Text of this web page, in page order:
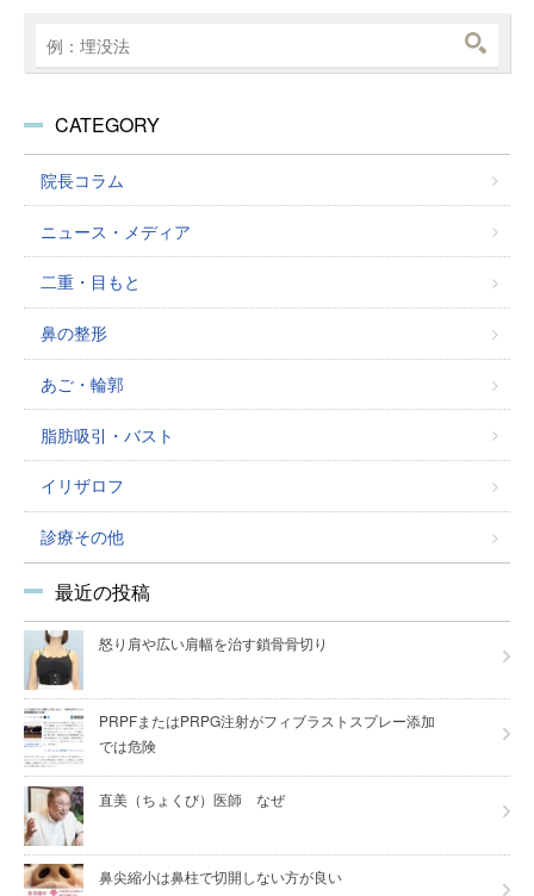
CATEGORY
院長コラム
ニュース・メディア
二重・目もと
鼻の整形
あご・輪郭
脂肪吸引・バスト
イリザロフ
診療その他
最近の投稿
怒り肩や広い肩幅を治す鎖骨骨切り
PRPFまたはPRPG注射がフィブラストスプレー添加
では危険
直美（ちょくび）医師 なぜ
鼻尖縮小は鼻柱で切開しない方が良い